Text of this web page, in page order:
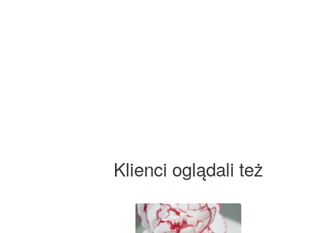
Klienci oglądali też